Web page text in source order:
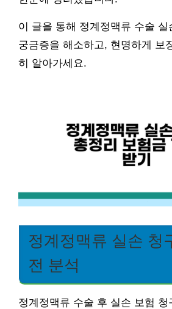
이 글을 통해 정계정맥류 수술 실
궁금증을 해소하고, 현명하게 보
히 알아가세요.
정계정맥류 실손 청
전 분석
정계정맥류 수술 후 실손 보험